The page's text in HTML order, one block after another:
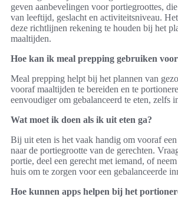
geven aanbevelingen voor portiegroottes,
van leeftijd, geslacht en activiteitsniveau.
deze richtlijnen rekening te houden bij het
maaltijden.
Hoe kan ik meal prepping gebruiken voor
Meal prepping helpt bij het plannen van
vooraf maaltijden te bereiden en te
eenvoudiger om gebalanceerd te eten, zelfs
Wat moet ik doen als ik uit eten ga?
Bij uit eten is het vaak handig om vooraf
naar de portiegrootte van de gerechten.
portie, deel een gerecht met iemand, of
huis om te zorgen voor een gebalanceerde
Hoe kunnen apps helpen bij het